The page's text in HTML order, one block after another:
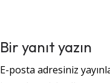
Bir yanıt yazın
E-posta adresiniz